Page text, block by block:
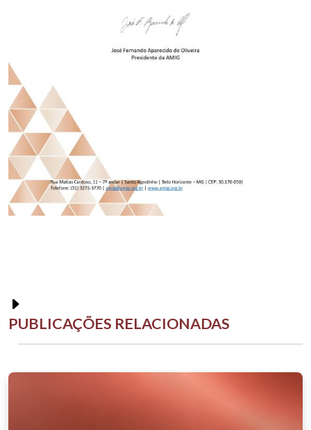
PUBLICAÇÕES RELACIONADAS